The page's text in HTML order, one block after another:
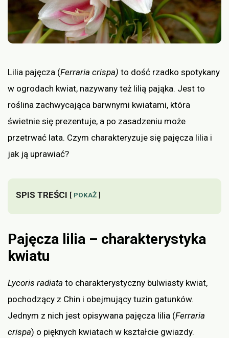
Lilia pajęcza (Ferraria crispa) to dość rzadko spotykany
w ogrodach kwiat, nazywany też lilią pająka. Jest to
roślina zachwycająca barwnymi kwiatami, która
świetnie się prezentuje, a po zasadzeniu może
przetrwać lata. Czym charakteryzuje się pajęcza lilia i
jak ją uprawiać?
SPIS TREŚCI POKAŻ
Pajęcza lilia – charakterystyka
kwiatu
Lycoris radiata to charakterystyczny bulwiasty kwiat,
pochodzący z Chin i obejmujący tuzin gatunków.
Jednym z nich jest opisywana pajęcza lilia (Ferraria
crispa) o pięknych kwiatach w kształcie gwiazdy.